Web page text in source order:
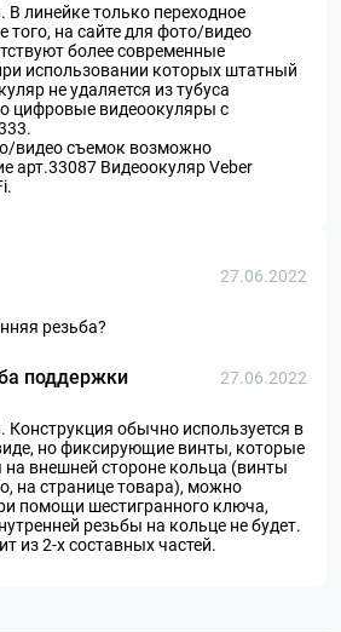
линейке только переходное
того, на сайте для фото/видео
более современные
использовании которых штатный
не удаляется из тубуса
цифровые видеоокуляры с
видео съемок возможно
арт.33087 Видеоокуляр Veber
27.06.2022
резьба?
поддержки 27.06.2022
обычно используется в
но фиксирующие винты, которые
внешней стороне кольца (винты
на странице товара), можно
помощи шестигранного ключа,
резьбы на кольце не будет.
из 2-х составных частей.